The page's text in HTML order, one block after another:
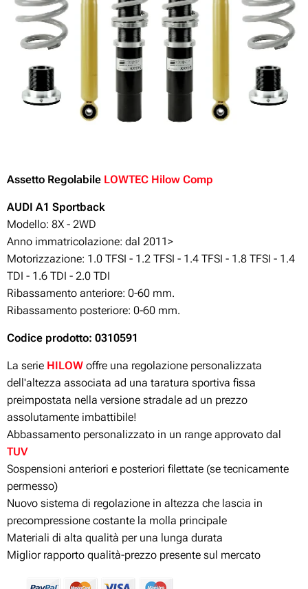
Assetto Regolabile LOWTEC Hilow Comp
AUDI A1 Sportback
Modello: 8X - 2WD
Anno immatricolazione: dal 2011>
Motorizzazione: 1.0 TFSI - 1.2 TFSI - 1.4 TFSI - 1.8 TFSI - 1.4
TDI - 1.6 TDI - 2.0 TDI
Ribassamento anteriore: 0-60 mm.
Ribassamento posteriore: 0-60 mm.
Codice prodotto: 0310591
La serie HILOW offre una regolazione personalizzata
dell'altezza associata ad una taratura sportiva fissa
preimpostata nella versione stradale ad un prezzo
assolutamente imbattibile!
Abbassamento personalizzato in un range approvato dal
TUV
Sospensioni anteriori e posteriori filettate (se tecnicamente
permesso)
Nuovo sistema di regolazione in altezza che lascia in
precompressione costante la molla principale
Materiali di alta qualità per una lunga durata
Miglior rapporto qualità-prezzo presente sul mercato